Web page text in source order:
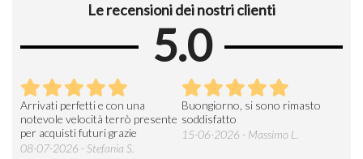
Le recensioni dei nostri clienti
5.0
Arrivati perfetti e con una
notevole velocità terrò presente
per acquisti futuri grazie
08-07-2026 - Stefania S.
Buongiorno, si sono rimasto
soddisfatto
15-06-2026 - Massimo L.